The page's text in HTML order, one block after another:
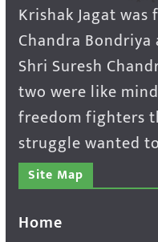
Krishak Jagat
Chandra
Shri Suresh
two were like
freedom fighters
struggle wanted
Site Map
Home